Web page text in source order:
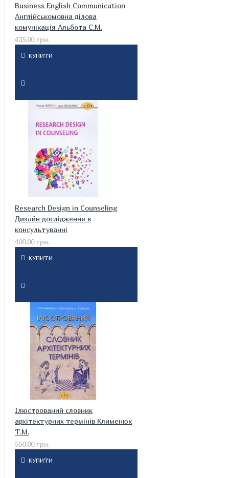
Business English Communication
Англійськомовна ділова
комунікація Альбота С.М.
435.00 грн.
КУПИТИ
Research Design in Counseling
Дизайн дослідження в
консультуванні
400.00 грн.
КУПИТИ
Ілюстрований словник
архітектурних термінів Клименюк
Т.М.
550.00 грн.
КУПИТИ